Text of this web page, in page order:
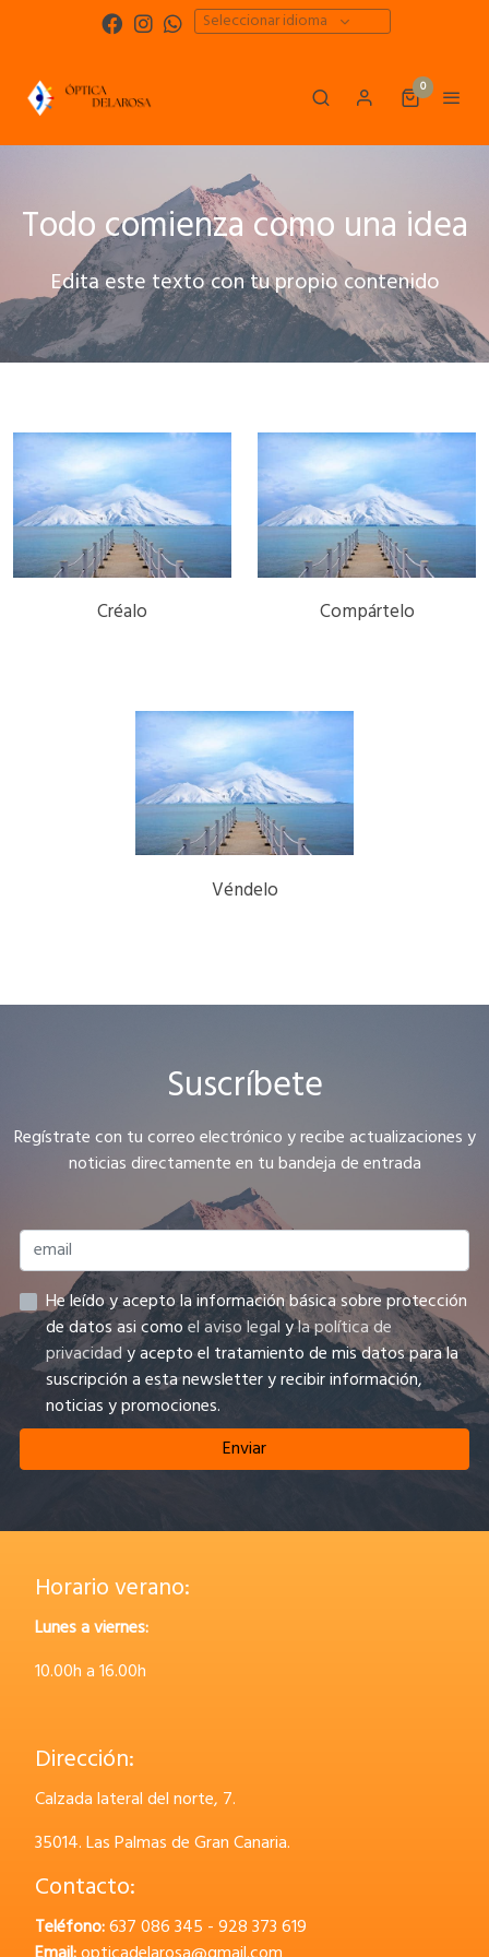
Seleccionar idioma
0
Todo comienza como una idea
Edita este texto con tu propio contenido
Créalo Compártelo
Véndelo
Suscríbete
Regístrate con tu correo electrónico y recibe actualizaciones y
noticias directamente en tu bandeja de entrada
He leído y acepto la información básica sobre protección
de datos asi comoel aviso legalyla política de
privacidady acepto el tratamiento de mis datos para la
suscripción a esta newsletter y recibir información,
noticias y promociones.
Enviar
Horario verano:
Lunes a viernes:
10.00h a 16.00h
Dirección:
Calzada lateral del norte, 7.
35014.Las Palmas de Gran Canaria.
Contacto:
Teléfono:637 086 345 - 928 373 619